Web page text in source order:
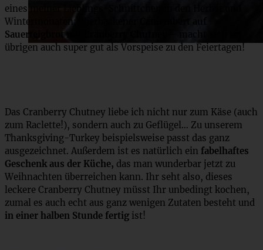
eines meiner Lieblings-Schnittchen in den Herbst und
Wintermonaten: überbackener
Sauerteigbrot mit Cranberry Chutney
übrigen auch super gut als Vorspeise zu den Feiertagen!
Das Cranberry Chutney liebe ich nicht nur zum Käse (auch
zum Raclette!), sondern auch zu Geflügel… Zu unserem
Thanksgiving-Turkey beispielsweise passt das ganz
ausgezeichnet. Außerdem ist es natürlich ein fabelhaftes
Geschenk aus der Küche, das man wunderbar jetzt zu
Weihnachten überreichen kann. Ihr seht also, dieses
leckere Cranberry Chutney müsst Ihr unbedingt kochen,
zumal es auch echt aus ganz wenigen Zutaten besteht und
in einer halben Stunde fertig ist!